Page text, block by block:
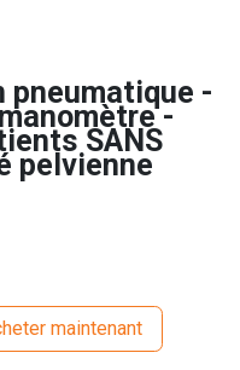
pneumatique -
-
SANS
pelvienne
maintenant